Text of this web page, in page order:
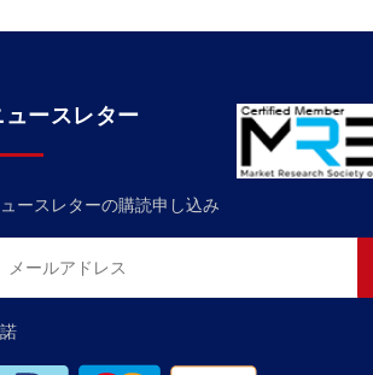
ュースレター
ースレターの購読申し込み